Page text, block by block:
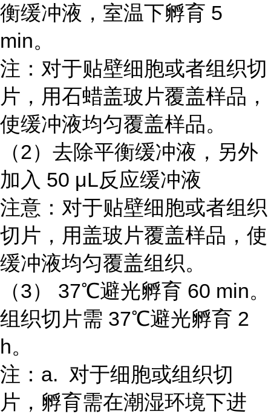
衡缓冲液，室温下孵育 5
min。
注：对于贴壁细胞或者组织切
片，用石蜡盖玻片覆盖样品，
使缓冲液均匀覆盖样品。
（2）去除平衡缓冲液，另外
加入 50 μL反应缓冲液
注意：对于贴壁细胞或者组织
切片，用盖玻片覆盖样品，使
缓冲液均匀覆盖组织。
（3） 37℃避光孵育 60 min。
组织切片需 37℃避光孵育 2
h。
注：a. 对于细胞或组织切
片，孵育需在潮湿环境下进